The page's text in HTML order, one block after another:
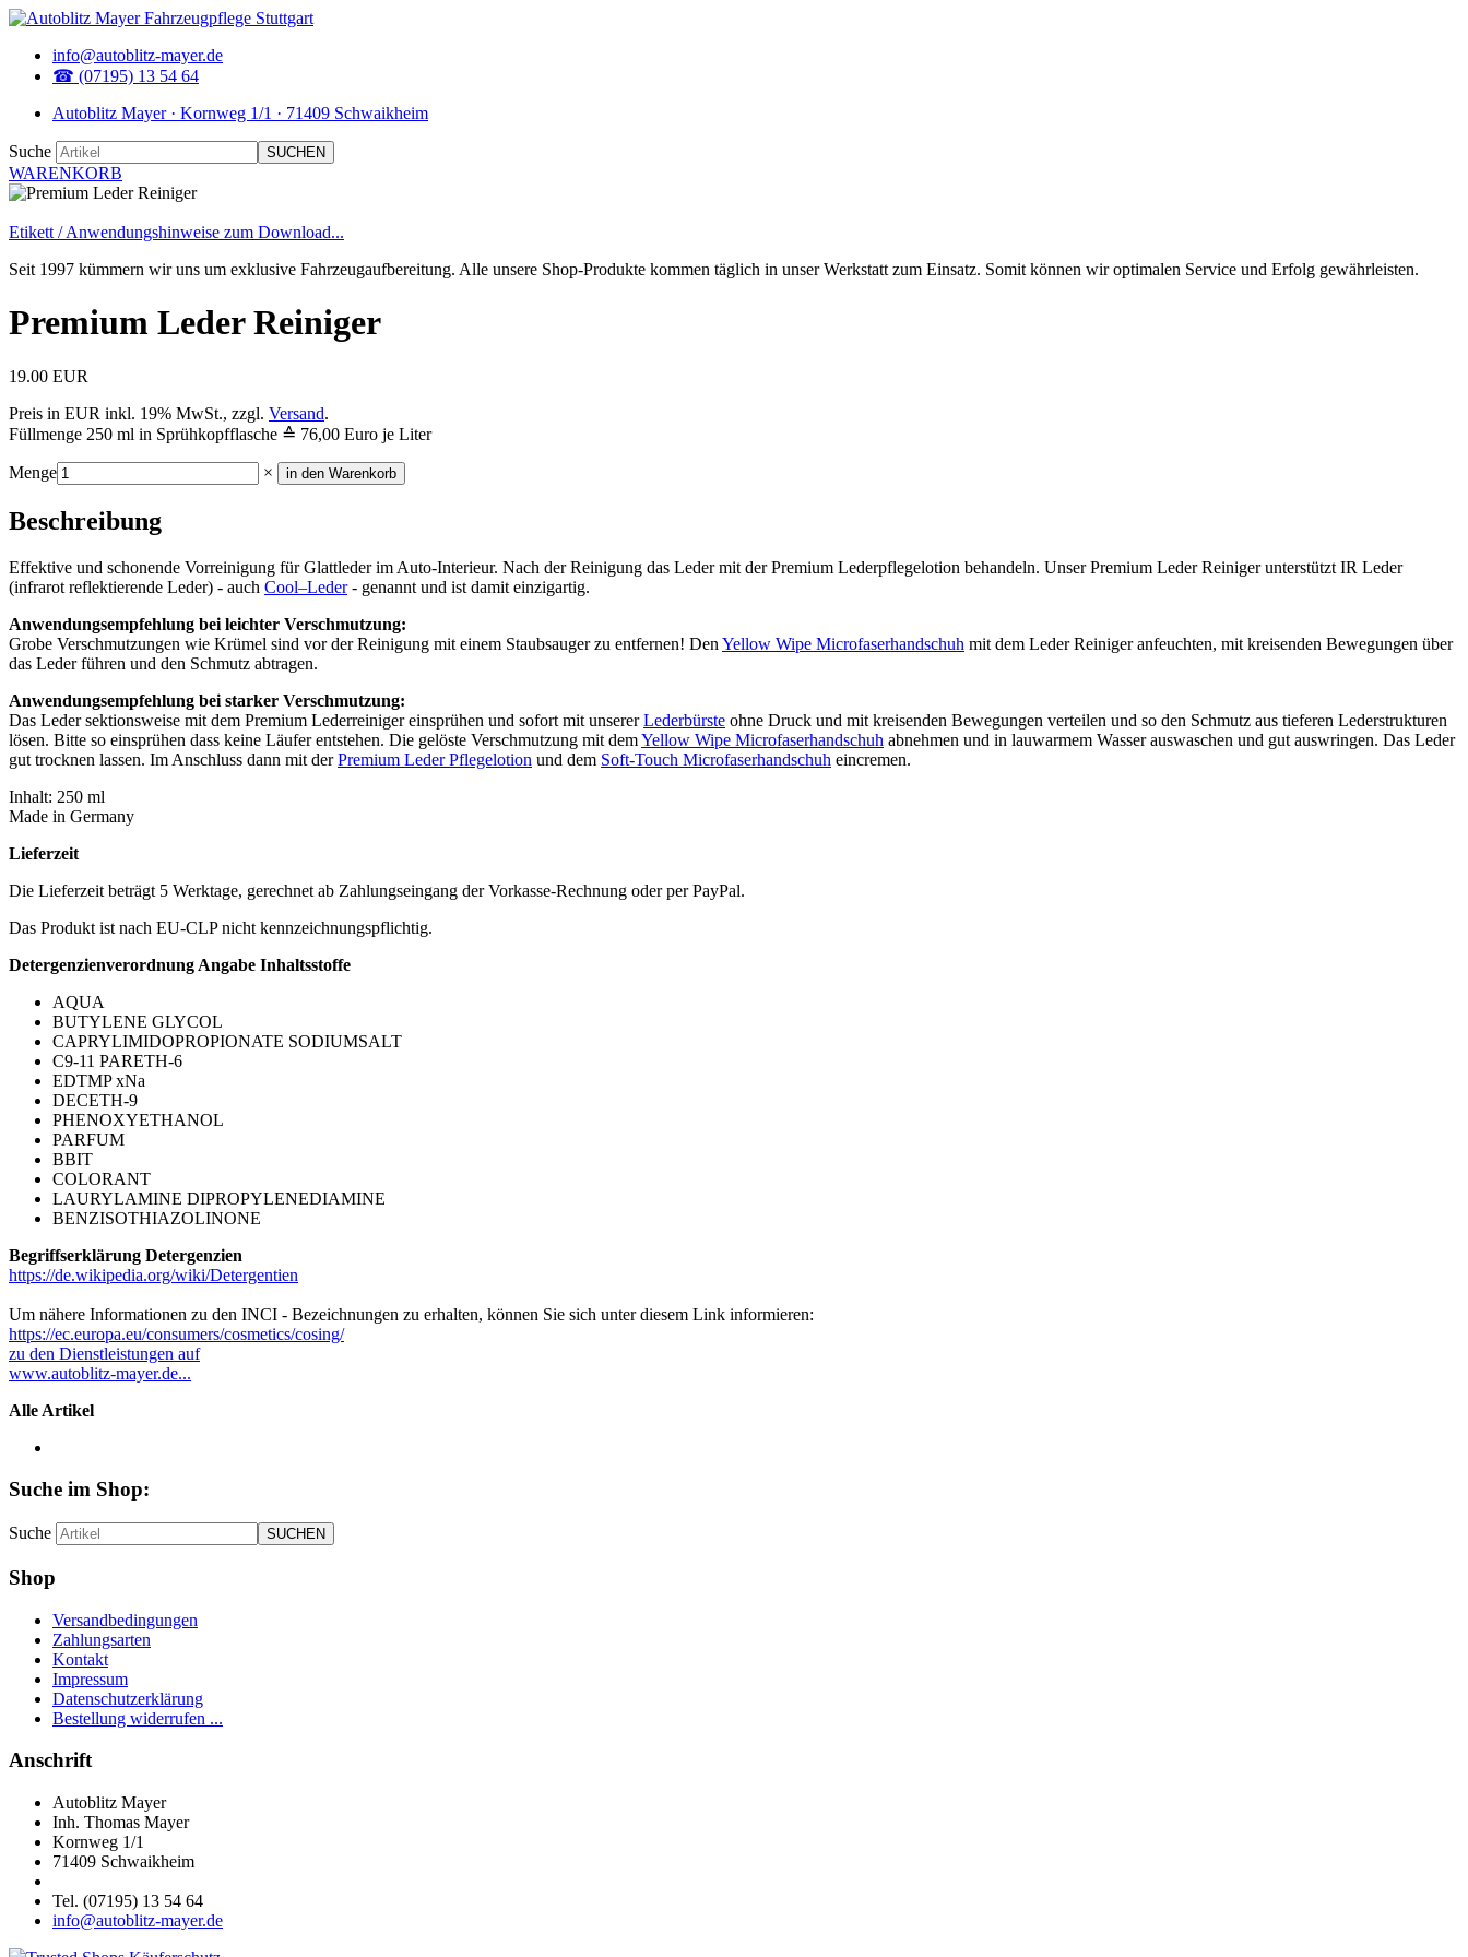
info@autoblitz-mayer.de
☎ (07195) 13 54 64
Autoblitz Mayer · Kornweg 1/1 · 71409 Schwaikheim
Suche
WARENKORB
Etikett / Anwendungshinweise zum Download...
Seit 1997 kümmern wir uns um exklusive Fahrzeugaufbereitung. Alle unsere Shop-Produkte kommen täglich in unser Werkstatt zum Einsatz. Somit können wir optimalen Service und Erfolg gewährleisten.
Premium Leder Reiniger
19.00 EUR
Preis in EUR inkl. 19% MwSt., zzgl. Versand.
Füllmenge 250 ml in Sprühkopfflasche ≙ 76,00 Euro je Liter
Menge ×
Beschreibung
Effektive und schonende Vorreinigung für Glattleder im Auto-Interieur. Nach der Reinigung das Leder mit der Premium Lederpflegelotion behandeln. Unser Premium Leder Reiniger unterstützt IR Leder
(infrarot reflektierende Leder) - auch Cool–Leder- genannt und ist damit einzigartig.
Anwendungsempfehlung bei leichter Verschmutzung:
Grobe Verschmutzungen wie Krümel sind vor der Reinigung mit einem Staubsauger zu entfernen! Den Yellow Wipe Microfaserhandschuh mit dem Leder Reiniger anfeuchten, mit kreisenden Bewegungen über
das Leder führen und den Schmutz abtragen.
Anwendungsempfehlung bei starker Verschmutzung:
Das Leder sektionsweise mit dem Premium Lederreiniger einsprühen und sofort mit unsererLederbürste ohne Druck und mit kreisenden Bewegungen verteilen und so den Schmutz aus tieferen Lederstrukturen
lösen. Bitte so einsprühen dass keine Läufer entstehen. Die gelöste Verschmutzung mit demYellow Wipe Microfaserhandschuh abnehmen und in lauwarmem Wasser auswaschen und gut auswringen. Das Leder
gut trocknen lassen. Im Anschluss dann mit derPremium Leder Pflegelotion und dem Soft-Touch Microfaserhandschuh eincremen.
Inhalt: 250 ml
Made in Germany
Lieferzeit
Die Lieferzeit beträgt 5 Werktage, gerechnet ab Zahlungseingang der Vorkasse-Rechnung oder per PayPal.
Das Produkt ist nach EU-CLP nicht kennzeichnungspflichtig.
Detergenzienverordnung Angabe Inhaltsstoffe
AQUA
BUTYLENE GLYCOL
CAPRYLIMIDOPROPIONATE SODIUMSALT
C9-11 PARETH-6
EDTMP xNa
DECETH-9
PHENOXYETHANOL
PARFUM
BBIT
COLORANT
LAURYLAMINE DIPROPYLENEDIAMINE
BENZISOTHIAZOLINONE
Begriffserklärung Detergenzien
https://de.wikipedia.org/wiki/Detergentien
Um nähere Informationen zu den INCI - Bezeichnungen zu erhalten, können Sie sich unter diesem Link informieren:
https://ec.europa.eu/consumers/cosmetics/cosing/
zu den Dienstleistungen auf
www.autoblitz-mayer.de...
Alle Artikel
Suche im Shop:
Suche
Shop
Versandbedingungen
Zahlungsarten
Kontakt
Impressum
Datenschutzerklärung
Bestellung widerrufen ...
Anschrift
Autoblitz Mayer
Inh. Thomas Mayer
Kornweg 1/1
71409 Schwaikheim
Tel. (07195) 13 54 64
info@autoblitz-mayer.de